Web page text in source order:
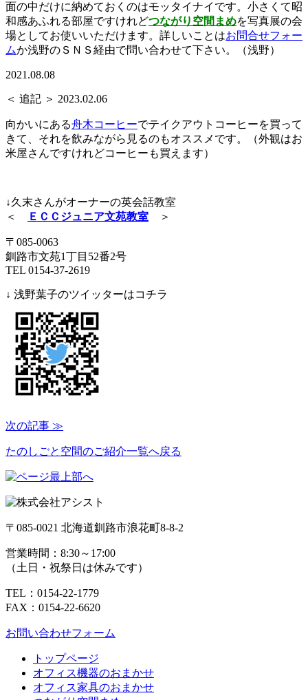
面の中だけに納めておくのはモッタイナイです。小さくて昭
和感あふれる部屋ですけれどつながり空間まめを写真展の会
場としてお使いいただけます。詳しいことはお問合せフォー
ムか浅野のＳＮＳ経由で問い合わせて下さい。（浅野）
2021.08.08
＜ 追記 ＞ 2023.02.06
向かいにある舟木コーヒーでテイクアウトコーヒーを買って
きて、それを飲みながら見るのもオススメです。（外観はお
米屋さんですけれどコーヒーも買えます）
↓久末さんがオーナーの英会話教室
＜
ＥＣＣジュニア文苑教室 ＞
〒085-0063
釧路市文苑1丁目52番2号
TEL 0154-37-2619
↓ 浅野葉子のツイッターはコチラ
次の記事 ≫
たのしごと空間のご紹介一覧へ戻る
〒085-0021 北海道釧路市浪花町8-8-2
営業時間： 8:30～17:00
（土日・祝祭日は休みです）
TEL：0154-22-1779
FAX：0154-22-6620
お問い合わせフォーム
トップページ
オフィス機器のおまかせ
オフィス家具のおまかせ